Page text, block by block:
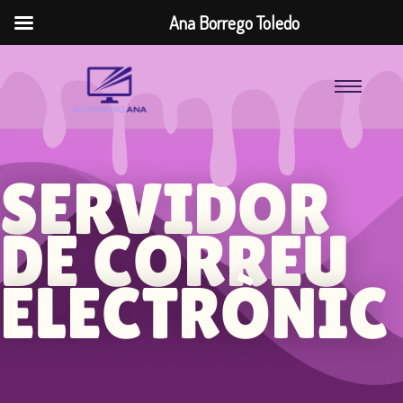
SERVIDOR
DE CORREU
ELECTRÒNIC
Ana Borrego Toledo